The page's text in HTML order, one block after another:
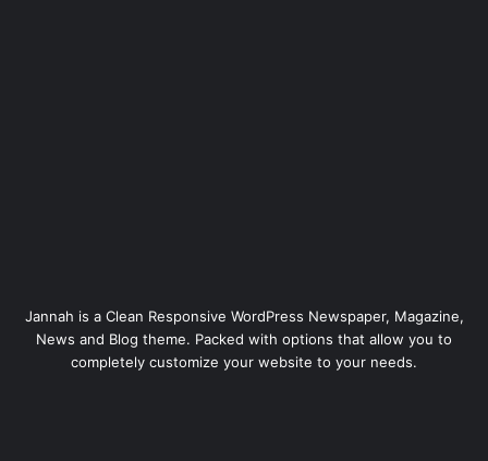
Jannah is a Clean Responsive WordPress Newspaper, Magazine,
News and Blog theme. Packed with options that allow you to
completely customize your website to your needs.